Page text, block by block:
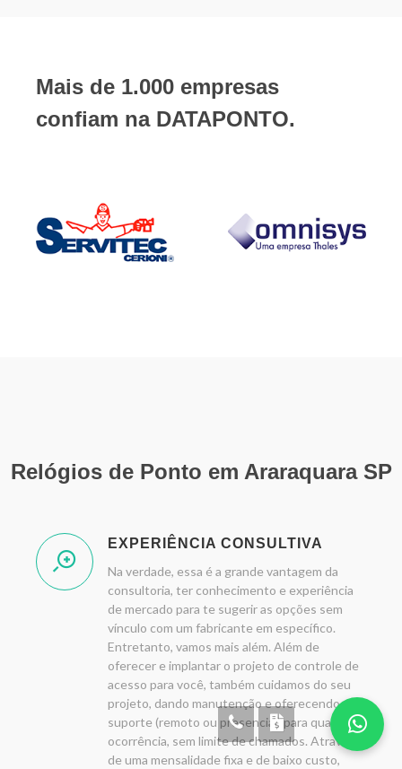
Mais de 1.000 empresas
confiam na DATAPONTO.
Relógios de Ponto em Araraquara SP
EXPERIÊNCIA CONSULTIVA
Na verdade, essa é a grande vantagem da
consultoria, ter conhecimento e experiência
de mercado para te sugerir as opções sem
vínculo com um fabricante em específico.
Entretanto, vamos mais além. Além de
oferecer e implantar o projeto de controle de
acesso para você, também cuidamos do seu
projeto, dando manutenção e oferecendo
suporte (remoto ou presencial) para qualquer
ocorrência, sem limite de chamados. Através
de uma mensalidade fixa e de baixo custo,